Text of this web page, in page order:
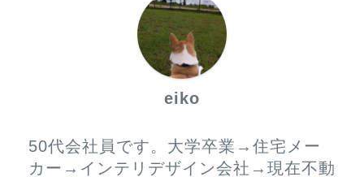
eiko
50代会社員です。大学卒業→住宅メー
カー→インテリデザイン会社→現在不動
プロフィール